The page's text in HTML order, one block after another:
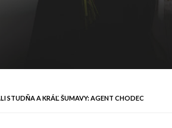
STUDŇA A KRÁĽ ŠUMAVY: AGENT CHODEC